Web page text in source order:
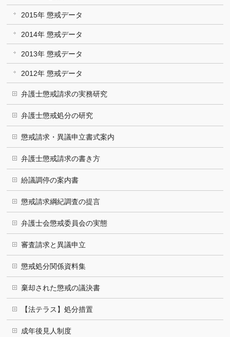
2015年 懲戒データ
2014年 懲戒データ
2013年 懲戒データ
2012年 懲戒データ
弁護士懲戒請求の実務研究
弁護士懲戒処分の研究
懲戒請求・異議申立書式案内
弁護士懲戒請求の書き方
紛議調停の案内書
懲戒請求綱紀調査の提言
弁護士会懲戒委員会の実態
審査請求と異議申立
懲戒処分関係資料集
棄却された懲戒の議決書
【法テラス】処分措置
成年後見人制度